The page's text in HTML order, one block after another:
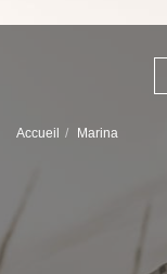
Accueil Marina